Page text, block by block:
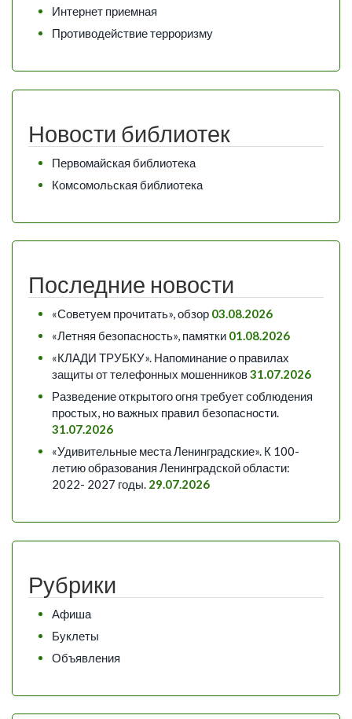
Интернет приемная
Противодействие терроризму
Новости библиотек
Первомайская библиотека
Комсомольская библиотека
Последние новости
«Советуем прочитать», обзор 03.08.2026
«Летняя безопасность», памятки 01.08.2026
«КЛАДИ ТРУБКУ». Напоминание о правилах
защиты от телефонных мошенников31.07.2026
Разведение открытого огня требует соблюдения
простых, но важных правил безопасности.
31.07.2026
«Удивительные места Ленинградские». К 100-
летию образования Ленинградской области:
2022- 2027 годы. 29.07.2026
Рубрики
Афиша
Буклеты
Объявления